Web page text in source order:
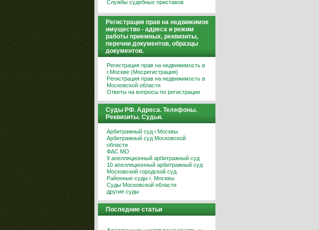
Службы судебных приставов
Регистрация прав на недвижимое
имущество - адреса и режим
работы приемных, реквизиты,
перечни документов, образцы
документов.
Регистрация прав на недвижимость в
г.Москве (Мосрегистрация)
Регистрация прав на недвижимость в
Московской области
Ответы на вопросы по регистрации
Суды РФ. Адреса. Телефоны.
Реквизиты. Судьи.
Арбитражный суд г.Москвы
Арбитражный суд Московской
области
ФАС МО
9 апелляционный арбитражный суд
10 апелляционный арбитражный суд
Московский городской суд
Районные суды г. Москвы
Суды Московской области
другие суды
Последние статьи